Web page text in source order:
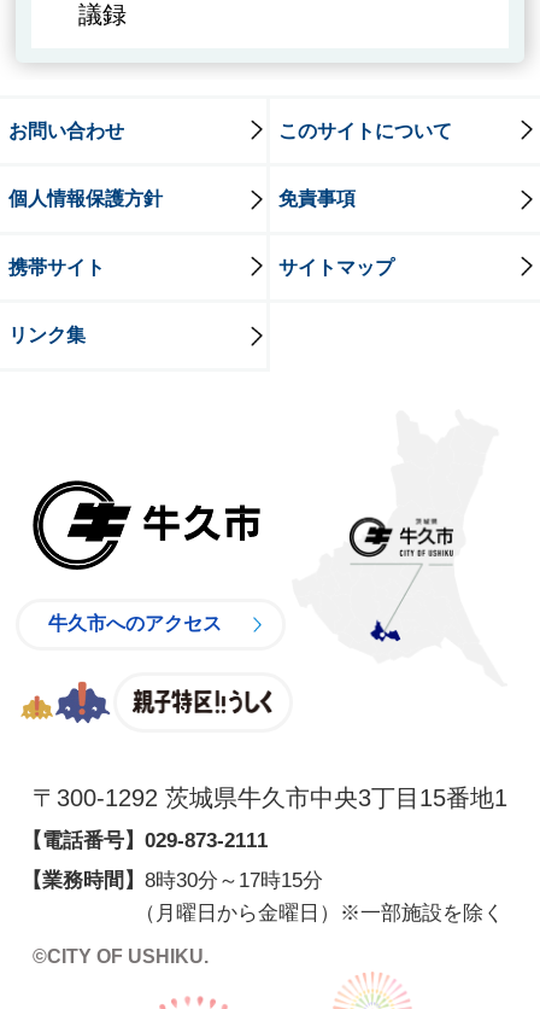
議録
お問い合わせ このサイトについて
個人情報保護方針 免責事項
携帯サイト サイトマップ
リンク集
牛久市へのアクセス
〒300-1292 茨城県牛久市中央3丁目15番地1
【電話番号】 029-873-2111
【業務時間】 8時30分～17時15分
（月曜日から金曜日）※一部施設を除く
©CITY OF USHIKU.